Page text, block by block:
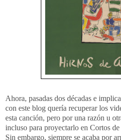
Ahora, pasadas dos décadas e
con este blog quería recuperar los
esta canción, pero por una razón u
incluso para proyectarlo en Cortos
Sin embargo, siempre se acaba por